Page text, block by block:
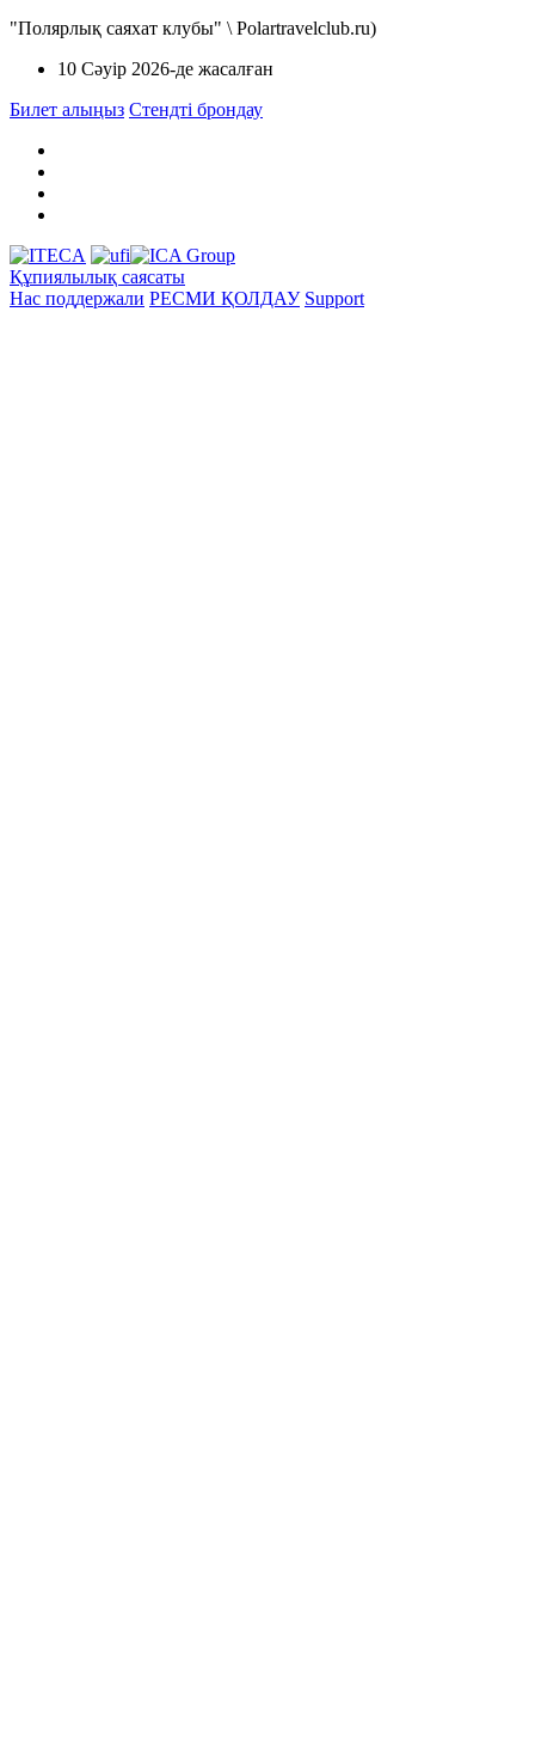
"Полярлық саяхат клубы" \ Polartravelclub.ru)
10 Сәуір 2026-де жасалған
Билет алыңыз Стендті брондау
Құпиялылық саясаты
Нас поддержали РЕСМИ ҚОЛДАУ Support